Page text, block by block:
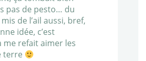
pas de pesto… du
de l’ail aussi, bref,
idée, c’est
me refait aimer les
terre